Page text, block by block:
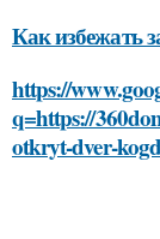
Как избежать
https://
q=https://
otkryt-dver-